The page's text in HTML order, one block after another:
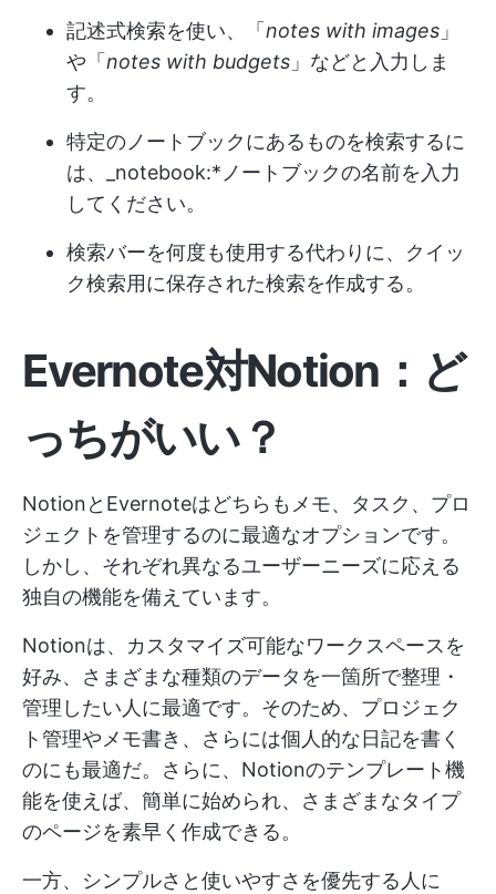
記述式検索を使い、「 notes with images 」
や「 notes with budgets 」などと入力しま
す。
特定のノートブックにあるものを検索するに
は、_notebook:*ノートブックの名前を入力
してください。
検索バーを何度も使用する代わりに、クイッ
ク検索用に保存された検索を作成する。
Evernote対Notion：ど
っちがいい？
NotionとEvernoteはどちらもメモ、タスク、プロ
ジェクトを管理するのに最適なオプションです。
しかし、それぞれ異なるユーザーニーズに応える
独自の機能を備えています。
Notionは、カスタマイズ可能なワークスペースを
好み、さまざまな種類のデータを一箇所で整理・
管理したい人に最適です。そのため、プロジェク
ト管理やメモ書き、さらには個人的な日記を書く
のにも最適だ。さらに、Notionのテンプレート機
能を使えば、簡単に始められ、さまざまなタイプ
のページを素早く作成できる。
一方、シンプルさと使いやすさを優先する人に